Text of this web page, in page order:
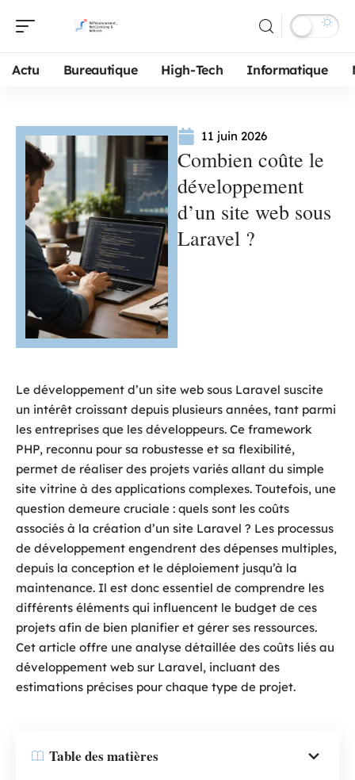
Actu Bureautique High-Tech Informatique
11 juin 2026
Combien coûte le
développement
d’un site web sous
Laravel ?
Le développement d’un site web sous Laravel suscite
un intérêt croissant depuis plusieurs années, tant parmi
les entreprises que les développeurs. Ce framework
PHP, reconnu pour sa robustesse et sa flexibilité,
permet de réaliser des projets variés allant du simple
site vitrine à des applications complexes. Toutefois, une
question demeure cruciale : quels sont les coûts
associés à la création d’un site Laravel ? Les processus
de développement engendrent des dépenses multiples,
depuis la conception et le déploiement jusqu’à la
maintenance. Il est donc essentiel de comprendre les
différents éléments qui influencent le budget de ces
projets afin de bien planifier et gérer ses ressources.
Cet article offre une analyse détaillée des coûts liés au
développement web sur Laravel, incluant des
estimations précises pour chaque type de projet.
Table des matières